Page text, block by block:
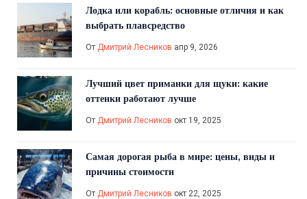
Лодка или корабль: основные отличия и как
выбрать плавсредство
От Дмитрий Лесников апр 9, 2026
Лучший цвет приманки для щуки: какие
оттенки работают лучше
От Дмитрий Лесников окт 19, 2025
Самая дорогая рыба в мире: цены, виды и
причины стоимости
От Дмитрий Лесников окт 22, 2025